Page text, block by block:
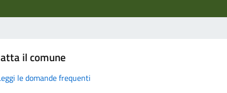
il comune
le domande frequenti